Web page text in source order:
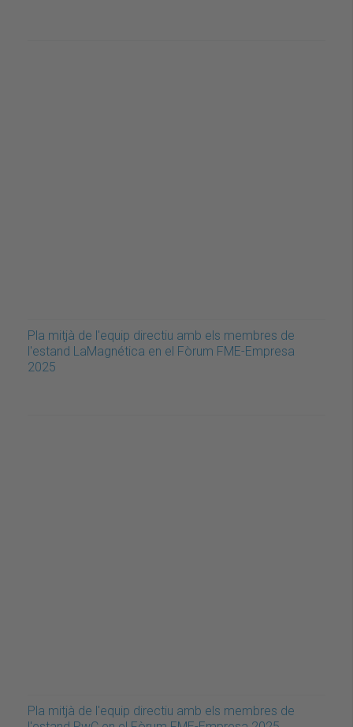
Pla mitjà de l'equip directiu amb els membres de
l'estand LaMagnética en el Fòrum FME-Empresa
2025
Pla mitjà de l'equip directiu amb els membres de